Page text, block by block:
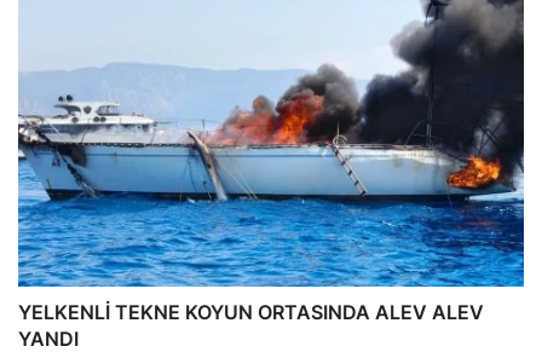
YELKENLİ TEKNE KOYUN ORTASINDA ALEV ALEV
YANDI